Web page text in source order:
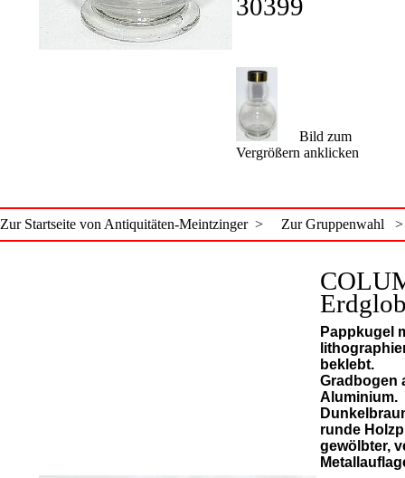
30399
Bild zum
Vergrößern anklicken
Zur Startseite von Antiquitäten-Meintzinger > Zur Gruppenwahl >
Pappkugel
beklebt.
Gradbogen
Aluminium.
runde
gewölbter,